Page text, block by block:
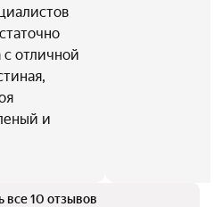
отличной
и
все 10 отзывов